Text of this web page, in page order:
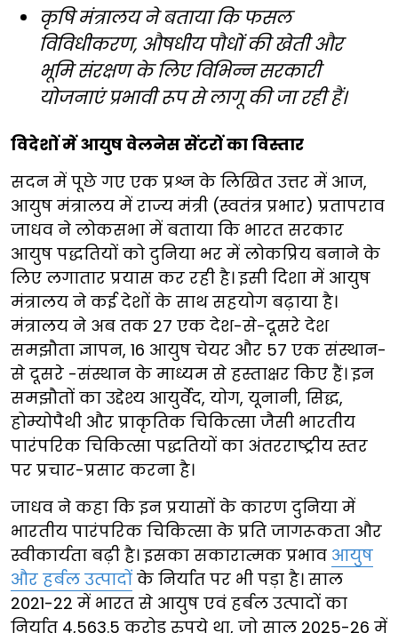
कृषि मंत्रालय ने बताया कि फसल
विविधीकरण, औषधीय पौधों की खेती और
भूमि संरक्षण के लिए विभिन्न सरकारी
योजनाएं प्रभावी रूप से लागू की जा रही हैं।
विदेशों में आयुष वेलनेस सेंटरों का विस्तार
सदन में पूछे गए एक प्रश्न के लिखित उत्तर में आज,
आयुष मंत्रालय में राज्य मंत्री (स्वतंत्र प्रभार) प्रतापराव
जाधव ने लोकसभा में बताया कि भारत सरकार
आयुष पद्धतियों को दुनिया भर में लोकप्रिय बनाने के
लिए लगातार प्रयास कर रही है। इसी दिशा में आयुष
मंत्रालय ने कई देशों के साथ सहयोग बढ़ाया है।
मंत्रालय ने अब तक 27 एक देश-से-दूसरे देश
समझौता ज्ञापन, 16 आयुष चेयर और 57 एक संस्थान-
से दूसरे -संस्थान के माध्यम से हस्ताक्षर किए हैं। इन
समझौतों का उद्देश्य आयुर्वेद, योग, यूनानी, सिद्ध,
होम्योपैथी और प्राकृतिक चिकित्सा जैसी भारतीय
पारंपरिक चिकित्सा पद्धतियों का अंतरराष्ट्रीय स्तर
पर प्रचार-प्रसार करना है।
जाधव ने कहा कि इन प्रयासों के कारण दुनिया में
भारतीय पारंपरिक चिकित्सा के प्रति जागरूकता और
स्वीकार्यता बढ़ी है। इसका सकारात्मक प्रभाव आयुष
और हर्बल उत्पादों के निर्यात पर भी पड़ा है। साल
2021-22 में भारत से आयुष एवं हर्बल उत्पादों का
निर्यात 4,563.5 करोड़ रुपये था, जो साल 2025-26 में